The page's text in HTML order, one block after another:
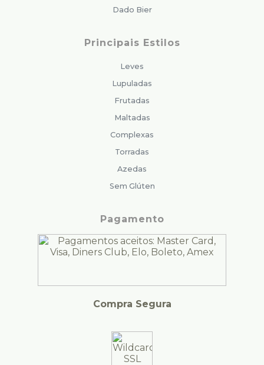
Dado Bier
Principais Estilos
Leves
Lupuladas
Frutadas
Maltadas
Complexas
Torradas
Azedas
Sem Glúten
Pagamento
Compra Segura